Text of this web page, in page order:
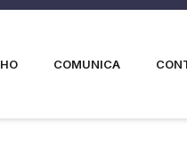
COMUNICA